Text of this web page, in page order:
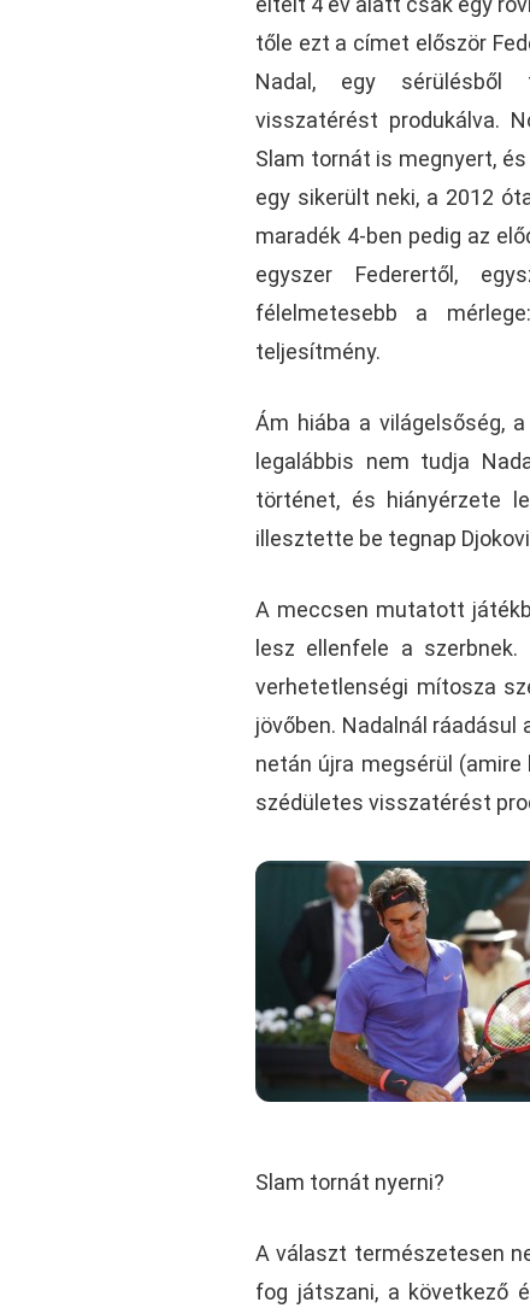
tőle ezt a címet először
Nadal, egy sérülésből
visszatérést produkálva.
Slam tornát is megnyert,
egy sikerült neki, a 2012
maradék 4-ben pedig az
egyszer Federertől,
félelmetesebb a
teljesítmény.
Ám hiába a világelsőség,
legalábbis nem tudja
történet, és hiányérzete
illesztette be tegnap
A meccsen mutatott
lesz ellenfele a
verhetetlenségi mítosza
jövőben. Nadalnál ráadásul
netán újra megsérül
szédületes visszatérést
Slam tornát nyerni?
A választ természetesen
fog játszani, a következő